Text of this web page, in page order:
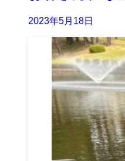
2023年5月18日